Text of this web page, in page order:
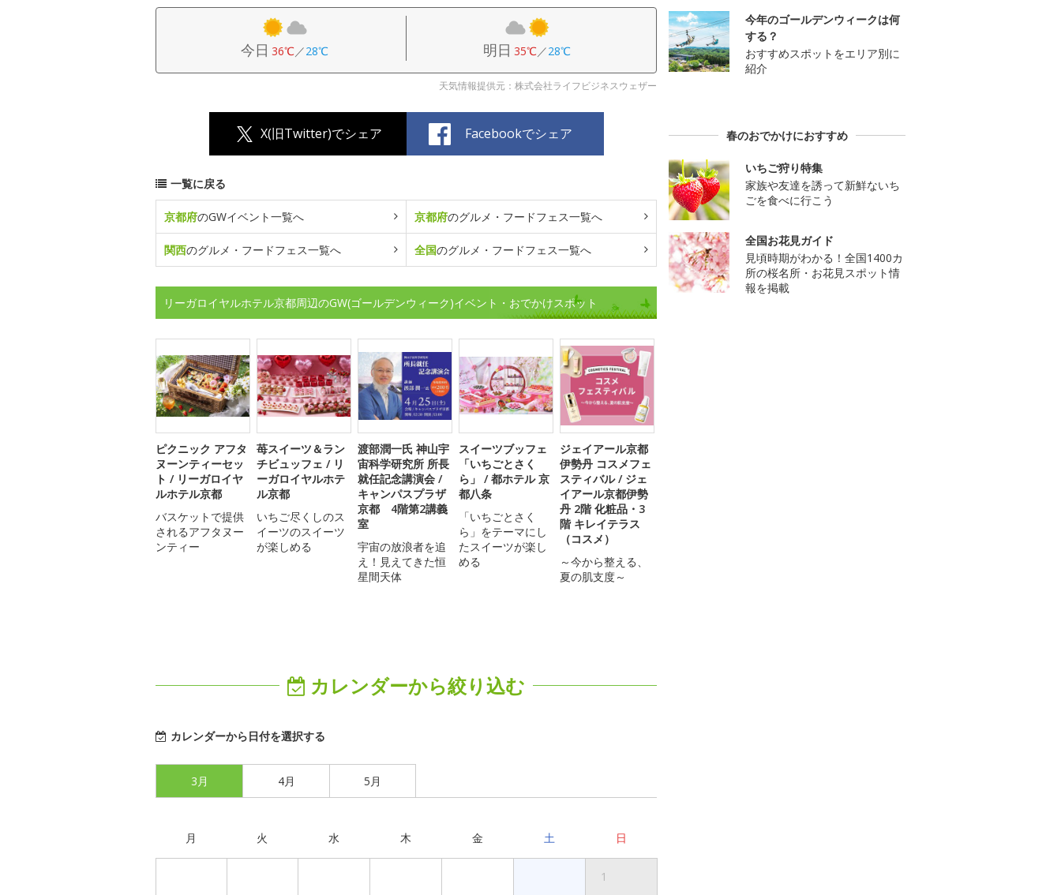
今日 36℃／28℃ 明日 35℃／28℃
天気情報提供元：株式会社ライフビジネスウェザー
X(旧Twitter)でシェア Facebookでシェア
一覧に戻る
京都府のGWイベント一覧へ 京都府のグルメ・フードフェス一覧へ
関西のグルメ・フードフェス一覧へ 全国のグルメ・フードフェス一覧へ
リーガロイヤルホテル京都周辺のGW(ゴールデンウィーク)イベント・おでかけスポット
ピクニック アフタ
ヌーンティーセッ
ト / リーガロイヤ
ルホテル京都
バスケットで提供
されるアフタヌー
ンティー
苺スイーツ＆ラン
チビュッフェ / リ
ーガロイヤルホテ
ル京都
いちご尽くしのス
イーツのスイーツ
が楽しめる
渡部潤一氏 神山宇
宙科学研究所 所長
就任記念講演会 /
キャンパスプラザ
京都 4階第2講義
室
宇宙の放浪者を追
え！見えてきた恒
星間天体
スイーツブッフェ
「いちごとさく
ら」 / 都ホテル 京
都八条
「いちごとさく
ら」をテーマにし
たスイーツが楽し
める
ジェイアール京都
伊勢丹 コスメフェ
スティバル / ジェ
イアール京都伊勢
丹 2階 化粧品・3
階 キレイテラス
（コスメ）
～今から整える、
夏の肌支度～
カレンダーから絞り込む
カレンダーから日付を選択する
3月 4月 5月
月 火 水 木 金 土 日
1
今年のゴールデンウィークは何
する？
おすすめスポットをエリア別に
紹介
春のおでかけにおすすめ
いちご狩り特集
家族や友達を誘って新鮮ないち
ごを食べに行こう
全国お花見ガイド
見頃時期がわかる！全国1400カ
所の桜名所・お花見スポット情
報を掲載